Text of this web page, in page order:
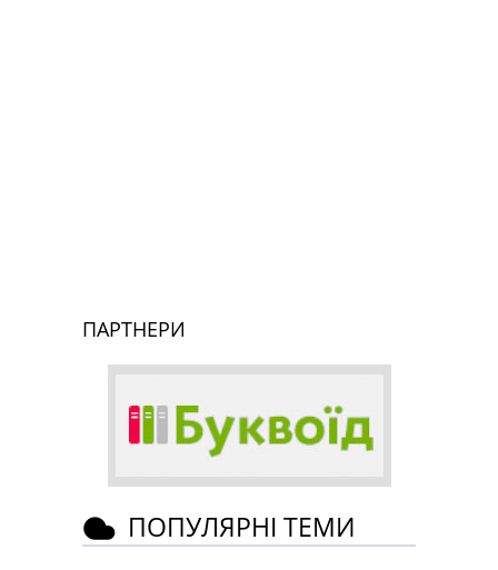
ПАРТНЕРИ
ПОПУЛЯРНІ ТЕМИ